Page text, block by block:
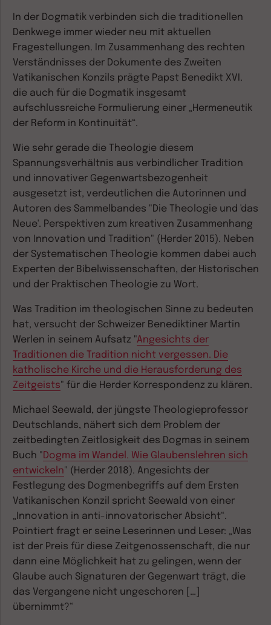
In der Dogmatik verbinden sich die traditionellen
Denkwege immer wieder neu mit aktuellen
Fragestellungen. Im Zusammenhang des rechten
Verständnisses der Dokumente des Zweiten
Vatikanischen Konzils prägte Papst Benedikt XVI.
die auch für die Dogmatik insgesamt
aufschlussreiche Formulierung einer „Hermeneutik
der Reform in Kontinuität“.
Wie sehr gerade die Theologie diesem
Spannungsverhältnis aus verbindlicher Tradition
und innovativer Gegenwartsbezogenheit
ausgesetzt ist, verdeutlichen die Autorinnen und
Autoren des Sammelbandes "Die Theologie und 'das
Neue'. Perspektiven zum kreativen Zusammenhang
von Innovation und Tradition" (Herder 2015). Neben
der Systematischen Theologie kommen dabei auch
Experten der Bibelwissenschaften, der Historischen
und der Praktischen Theologie zu Wort.
Was Tradition im theologischen Sinne zu bedeuten
hat, versucht der Schweizer Benediktiner Martin
Werlen in seinem Aufsatz "Angesichts der
Traditionen die Tradition nicht vergessen. Die
katholische Kirche und die Herausforderung des
Zeitgeists" für die Herder Korrespondenz zu klären.
Michael Seewald, der jüngste Theologieprofessor
Deutschlands, nähert sich dem Problem der
zeitbedingten Zeitlosigkeit des Dogmas in seinem
Buch "Dogma im Wandel. Wie Glaubenslehren sich
entwickeln" (Herder 2018). Angesichts der
Festlegung des Dogmenbegriffs auf dem Ersten
Vatikanischen Konzil spricht Seewald von einer
„Innovation in anti-innovatorischer Absicht“.
Pointiert fragt er seine Leserinnen und Leser: „Was
ist der Preis für diese Zeitgenossenschaft, die nur
dann eine Möglichkeit hat zu gelingen, wenn der
Glaube auch Signaturen der Gegenwart trägt, die
das Vergangene nicht ungeschoren […]
übernimmt?“